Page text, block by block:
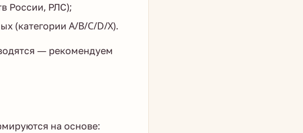
России, РЛС);
(категории A/B/C/D/X).
— рекомендуем
на основе: